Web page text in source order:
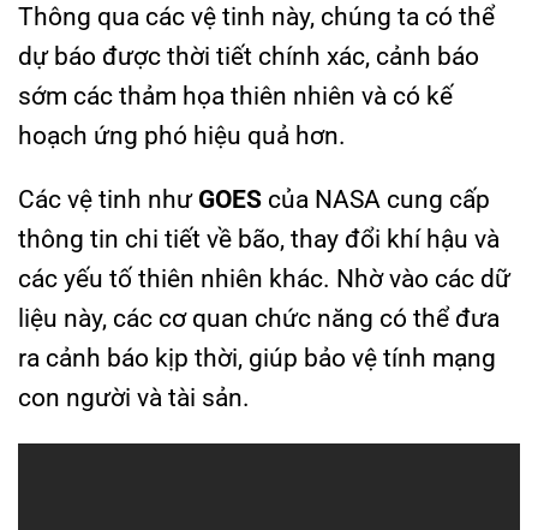
Thông qua các vệ tinh này, chúng ta có thể
dự báo được thời tiết chính xác, cảnh báo
sớm các thảm họa thiên nhiên và có kế
hoạch ứng phó hiệu quả hơn.
Các vệ tinh như GOES của NASA cung cấp
thông tin chi tiết về bão, thay đổi khí hậu và
các yếu tố thiên nhiên khác. Nhờ vào các dữ
liệu này, các cơ quan chức năng có thể đưa
ra cảnh báo kịp thời, giúp bảo vệ tính mạng
con người và tài sản.